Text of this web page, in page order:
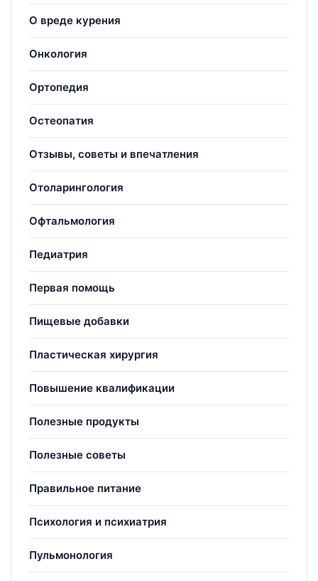
О вреде курения
Онкология
Ортопедия
Остеопатия
Отзывы, советы и впечатления
Отоларингология
Офтальмология
Педиатрия
Первая помощь
Пищевые добавки
Пластическая хирургия
Повышение квалификации
Полезные продукты
Полезные советы
Правильное питание
Психология и психиатрия
Пульмонология